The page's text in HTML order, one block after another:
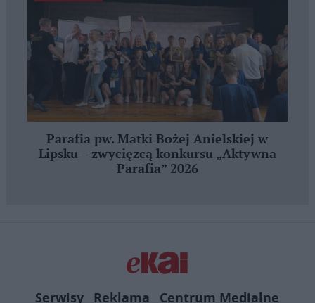
Parafia pw. Matki Bożej Anielskiej w
Lipsku – zwycięzcą konkursu „Aktywna
Parafia” 2026
Serwisy Reklama Centrum Medialne